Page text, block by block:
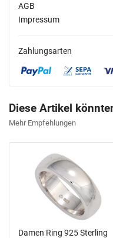
AGB
Impressum
Zahlungsarten
Diese Artikel
Mehr Empfehlungen
Damen Ring 925 Sterling